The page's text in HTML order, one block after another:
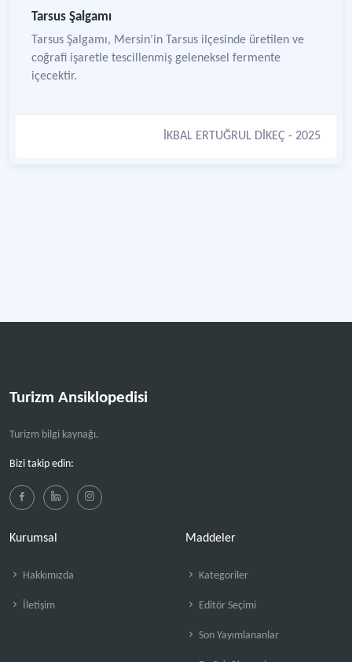
Tarsus Şalgamı
Tarsus Şalgamı, Mersin’in Tarsus ilçesinde üretilen ve
coğrafi işaretle tescillenmiş geleneksel fermente
içecektir.
İKBAL ERTUĞRUL DİKEÇ - 2025
Turizm Ansiklopedisi
Turizm bilgi kaynağı.
Bizi takip edin:
Kurumsal
Hakkımızda
İletişim
Maddeler
Kategoriler
Editör Seçimi
Son Yayımlananlar